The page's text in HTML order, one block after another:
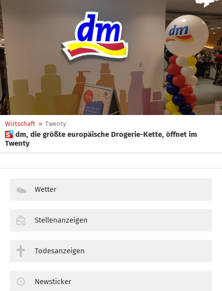
Wirtschaft » Twenty
 dm, die größte europäische Drogerie-Kette, öffnet im
Twenty
Wetter
Stellenanzeigen
Todesanzeigen
Newsticker